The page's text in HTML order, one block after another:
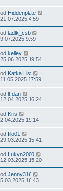
od Hiddenplate
21.07.2025 4:59
od ladik_csb
9.07.2025 9:59
od kelley
25.06.2025 19:54
od Katka List
11.05.2025 17:59
od lt.dan
12.04.2025 16:24
od Kris
2.04.2025 19:14
od filo01
29.03.2025 15:41
od Lukyn2000
12.03.2025 15:20
od Jenny316
5.03.2025 16:43